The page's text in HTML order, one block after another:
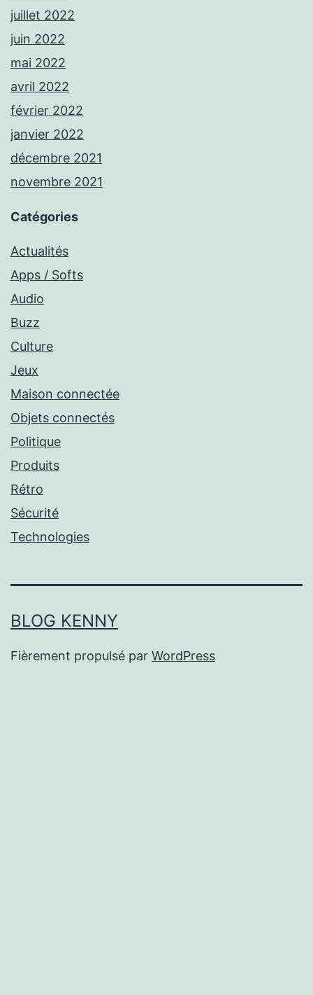
juillet 2022
juin 2022
mai 2022
avril 2022
février 2022
janvier 2022
décembre 2021
novembre 2021
Catégories
Actualités
Apps / Softs
Audio
Buzz
Culture
Jeux
Maison connectée
Objets connectés
Politique
Produits
Rétro
Sécurité
Technologies
BLOG KENNY
Fièrement propulsé par WordPress